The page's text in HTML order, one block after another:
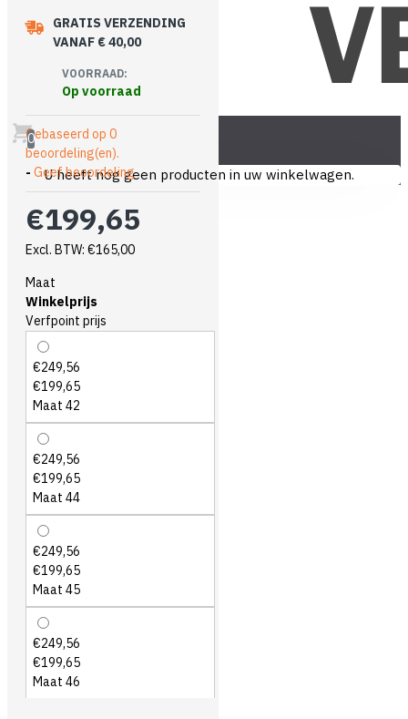
0
U heeft nog geen producten in uw winkelwagen.
GRATIS VERZENDING
VANAF € 40,00
VOORRAAD:
Op voorraad
Gebaseerd op 0
beoordeling(en).
- Geef beoordeling
€199,65
Excl. BTW: €165,00
Maat
Winkelprijs
Verfpoint prijs
€249,56
€199,65
Maat 42
€249,56
€199,65
Maat 44
€249,56
€199,65
Maat 45
€249,56
€199,65
Maat 46